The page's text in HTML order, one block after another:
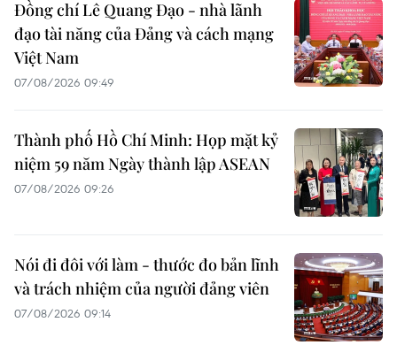
Đồng chí Lê Quang Đạo - nhà lãnh
đạo tài năng của Đảng và cách mạng
Việt Nam
07/08/2026 09:49
Thành phố Hồ Chí Minh: Họp mặt kỷ
niệm 59 năm Ngày thành lập ASEAN
07/08/2026 09:26
Nói đi đôi với làm - thước đo bản lĩnh
và trách nhiệm của người đảng viên
07/08/2026 09:14